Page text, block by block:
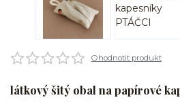
Ohodnotit produkt
látkový šitý obal na papírové